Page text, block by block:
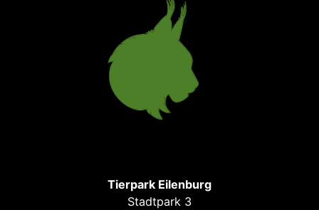
Tierpark Eilenburg
Stadtpark 3